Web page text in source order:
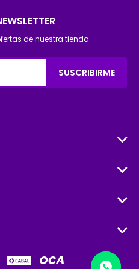
de nuestra tienda.
SUSCRIBIRME